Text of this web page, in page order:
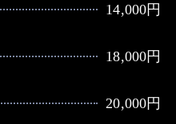
14,000円
18,000円
20,000円